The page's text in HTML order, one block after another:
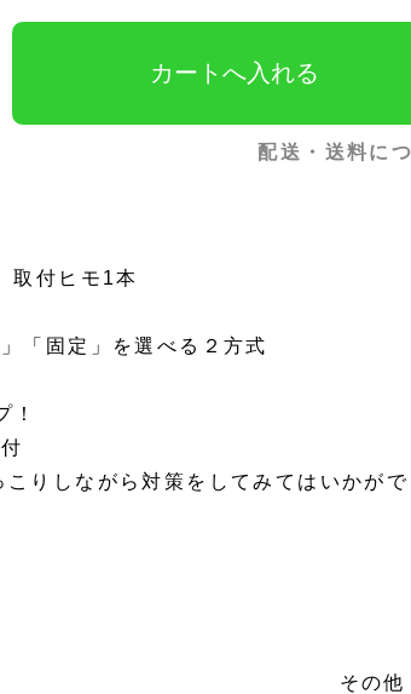
配送・送料に
取付ヒモ1本
「固定」を選べる２方式
！
りしながら対策をしてみてはいかがで
その他